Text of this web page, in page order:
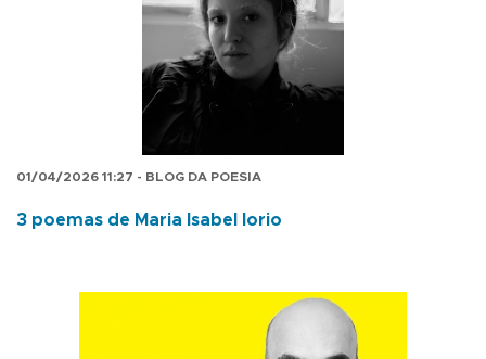
01/04/2026 11:27 - BLOG DA POESIA
3 poemas de Maria Isabel Iorio